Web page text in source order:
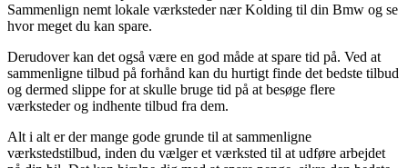
Sammenlign nemt lokale værksteder nær Kolding til din Bmw og se
hvor meget du kan spare.
Derudover kan det også være en god måde at spare tid på. Ved at
sammenligne tilbud på forhånd kan du hurtigt finde det bedste tilbud
og dermed slippe for at skulle bruge tid på at besøge flere
værksteder og indhente tilbud fra dem.
Alt i alt er der mange gode grunde til at sammenligne
værkstedstilbud, inden du vælger et værksted til at udføre arbejdet